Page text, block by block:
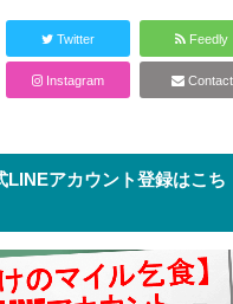
Twitter Feedly
Instagram Contact
LINEアカウント登録はこち